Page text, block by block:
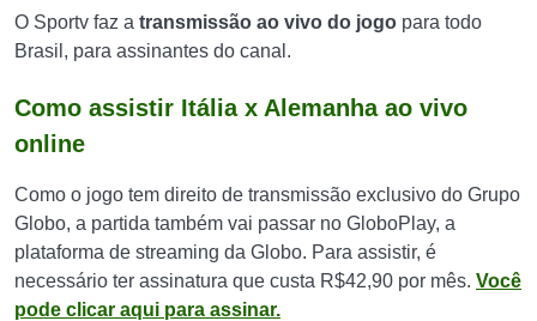
O Sportv faz a transmissão ao vivo do jogo para todo
Brasil, para assinantes do canal.
Como assistir Itália x Alemanha ao vivo
online
Como o jogo tem direito de transmissão exclusivo do Grupo
Globo, a partida também vai passar no GloboPlay, a
plataforma de streaming da Globo. Para assistir, é
necessário ter assinatura que custa R$42,90 por mês. Você
pode clicar aqui para assinar.